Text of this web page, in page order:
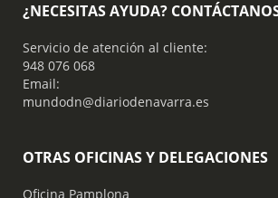
¿NECESITAS AYUDA?
Servicio de atención al cliente:
948 076 068
Email:
mundodn@diariodenavarra.es
OTRAS OFICINAS Y DELEGACIONES
Oficina Pamplona